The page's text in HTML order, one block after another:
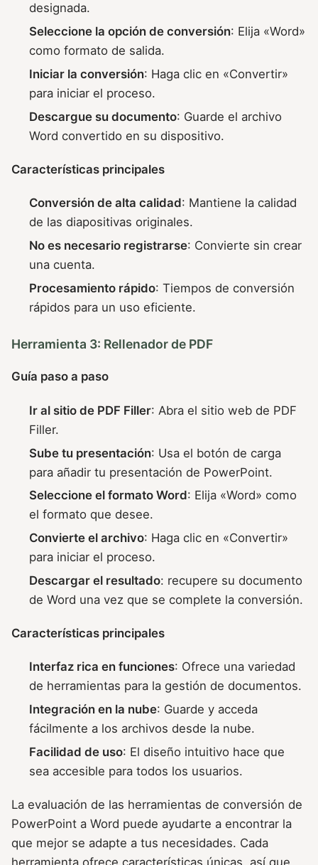
designada.
Seleccione la opción de conversión: Elija «Word»
como formato de salida.
Iniciar la conversión: Haga clic en «Convertir»
para iniciar el proceso.
Descargue su documento: Guarde el archivo
Word convertido en su dispositivo.
Características principales
Conversión de alta calidad: Mantiene la calidad
de las diapositivas originales.
No es necesario registrarse: Convierte sin crear
una cuenta.
Procesamiento rápido: Tiempos de conversión
rápidos para un uso eficiente.
Herramienta 3: Rellenador de PDF
Guía paso a paso
Ir al sitio de PDF Filler: Abra el sitio web de PDF
Filler.
Sube tu presentación: Usa el botón de carga
para añadir tu presentación de PowerPoint.
Seleccione el formato Word: Elija «Word» como
el formato que desee.
Convierte el archivo: Haga clic en «Convertir»
para iniciar el proceso.
Descargar el resultado: recupere su documento
de Word una vez que se complete la conversión.
Características principales
Interfaz rica en funciones: Ofrece una variedad
de herramientas para la gestión de documentos.
Integración en la nube: Guarde y acceda
fácilmente a los archivos desde la nube.
Facilidad de uso: El diseño intuitivo hace que
sea accesible para todos los usuarios.
La evaluación de las herramientas de conversión de
PowerPoint a Word puede ayudarte a encontrar la
que mejor se adapte a tus necesidades. Cada